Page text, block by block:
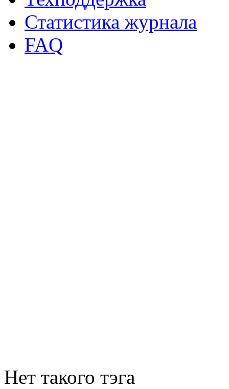
Статистика журнала
FAQ
Нет такого тэга